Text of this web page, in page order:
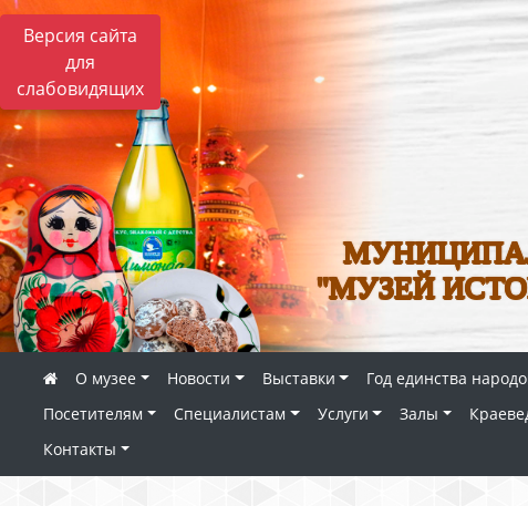
Версия сайта
для
слабовидящих
"МУЗЕЙ
О музее Новости Выставки Год единства
Посетителям
Специалистам Услуги Залы
Контакты